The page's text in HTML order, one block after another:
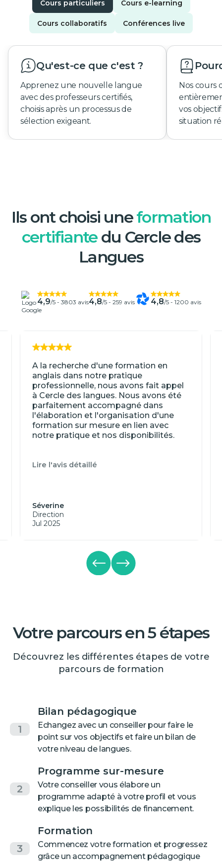
Cours particuliers Cours e-learning
Cours collaboratifs Conférences live
Qu'est-ce que c'est ?
Apprenez une nouvelle langue
avec des professeurs certifiés,
choisis après un processus de
sélection exigeant.
Nos cours
vos
situation
Ils ont choisi uneformation
certifiantedu Cercle des
Langues
4,9/5 - 3803 avis4,8/5 - 259 avis 4,8/5 - 1200 avis
A la recherche d'une formation en
anglais dans notre pratique
professionnelle, nous avons fait appel
à Cercle des langues. Nous avons été
parfaitement accompagné dans
l'élaboration et l'organisation d'une
formation sur mesure en lien avec
notre pratique et nos disponibilités.
Lire l'avis détaillé
Séverine
Direction
Jul 2025
Votre parcours en 5 étapes
Découvrez les différentes étapes de votre
parcours de formation
1
Bilan pédagogique
Echangez avec un conseiller pour faire le
point sur vos objectifs et faire un bilan de
votre niveau de langues.
2
Programme sur-mesure
Votre conseiller vous élabore un
programme adapté à votre profil et vous
explique les possibilités de financement.
3
Formation
Commencez votre formation et progressez
grâce un accompagnement pédagogique